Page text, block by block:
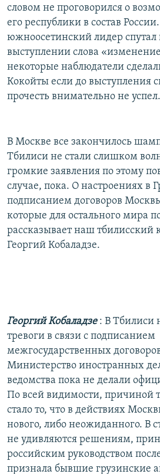
словом не проговорился о
его республики в состав
южноосетинский лидер спутал
выступлении слова
некоторые наблюдатели
Кокойты если до выступления
прочесть внимательно не успел.
В Москве все закончилось
Тбилиси не стали слишком
громкие заявления по этому
случае, пока. О настроениях в
подписанием договоров
которые для остального мира
рассказывает наш тбилисский
Георгий Кобаладзе.
Георгий Кобаладзе : В Тбилиси
тревоги в связи с подписанием
межгосударственных
Министерство иностранных
ведомства пока не делали
По всей видимости, причиной
стало то, что в действиях
нового, либо неожиданного. В
не удивляются решениям,
российским руководством
признала бывшие грузинские